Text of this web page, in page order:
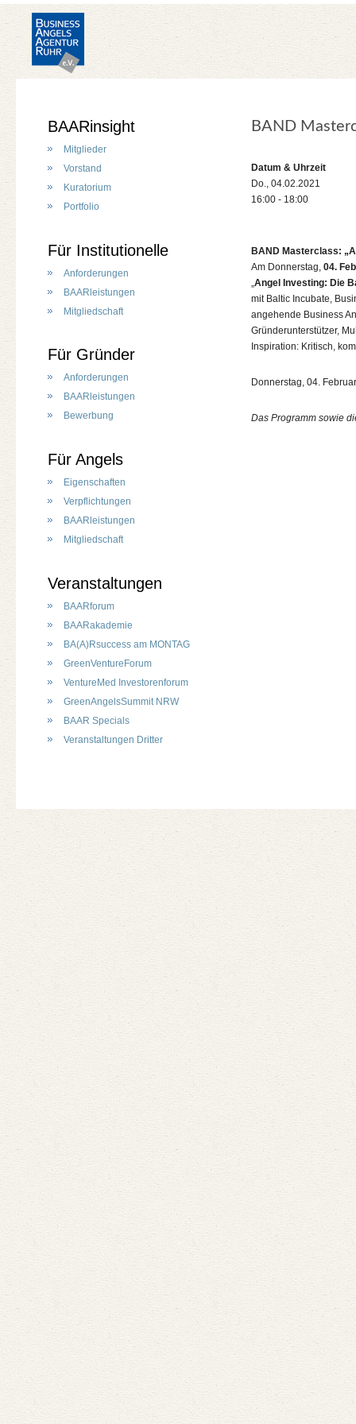
BAND
Datum & Uhrzeit
Do., 04.02.2021
16:00 - 18:00
BAND Masterclass:
Am Donnerstag,04.
„Angel Investing: Die
mit Baltic Incubate,
angehende Business
Gründerunterstützer,
Inspiration: Kritisch,
Donnerstag, 04.
Das Programm sowie
BAARinsight
Mitglieder
Vorstand
Kuratorium
Portfolio
Für Institutionelle
Anforderungen
BAARleistungen
Mitgliedschaft
Für Gründer
Anforderungen
BAARleistungen
Bewerbung
Für Angels
Eigenschaften
Verpflichtungen
BAARleistungen
Mitgliedschaft
Veranstaltungen
BAARforum
BAARakademie
BA(A)Rsuccess am MONTAG
GreenVentureForum
VentureMed Investorenforum
GreenAngelsSummit NRW
BAAR Specials
Veranstaltungen Dritter